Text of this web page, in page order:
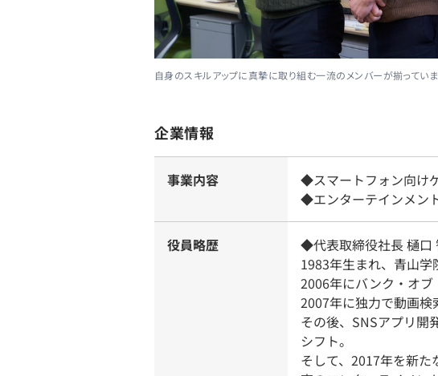
自身のスキルアップに真摯に取り組む一流のメンバーが揃っていま
企業情報
事業内容
◆スマートフォン向け
◆エンターテインメン
役員略歴
◆代表取締役社長 樋口
1983年生まれ、青山学
2006年にバンク・オブ
2007年に独力で動画検
その後、SNSアプリ開
シフト。
そして、2017年を新